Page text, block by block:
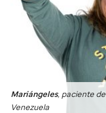
Mariángeles, paciente de
Venezuela